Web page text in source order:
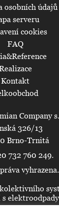
Company
326/13
Brno-Trnitá
732 760 249.
vyhrazena.
osobních údajů
serveru
cookies
FAQ
Kontakt
s